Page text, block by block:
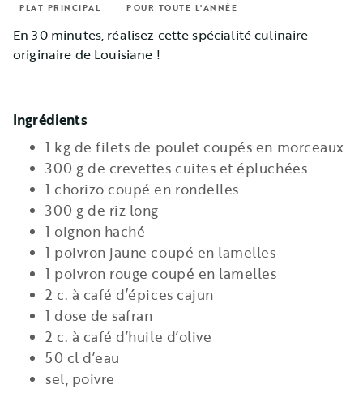
PLAT PRINCIPAL POUR TOUTE L'ANNÉE
En 30 minutes, réalisez cette spécialité culinaire
originaire de Louisiane !
Ingrédients
1 kg de filets de poulet coupés en morceaux
300 g de crevettes cuites et épluchées
1 chorizo coupé en rondelles
300 g de riz long
1 oignon haché
1 poivron jaune coupé en lamelles
1 poivron rouge coupé en lamelles
2 c. à café d’épices cajun
1 dose de safran
2 c. à café d’huile d’olive
50 cl d’eau
sel, poivre